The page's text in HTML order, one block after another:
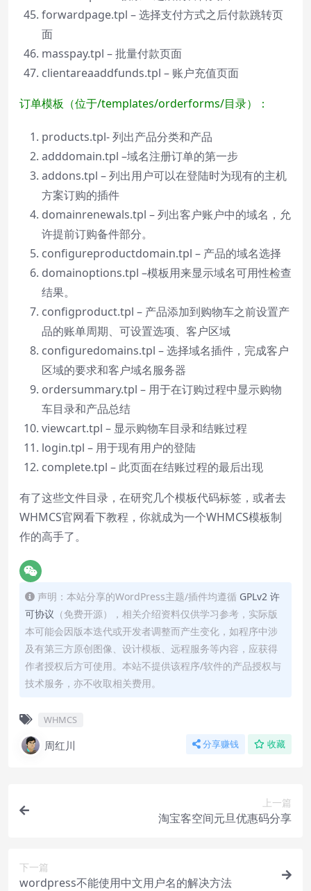
forwardpage.tpl – 选择支付方式之后付款跳转页
面
masspay.tpl – 批量付款页面
clientareaaddfunds.tpl – 账户充值页面
订单模板（位于/templates/orderforms/目录）：
products.tpl- 列出产品分类和产品
adddomain.tpl –域名注册订单的第一步
addons.tpl – 列出用户可以在登陆时为现有的主机
方案订购的插件
domainrenewals.tpl – 列出客户账户中的域名，允
许提前订购备件部分。
configureproductdomain.tpl – 产品的域名选择
domainoptions.tpl –模板用来显示域名可用性检查
结果。
configproduct.tpl – 产品添加到购物车之前设置产
品的账单周期、可设置选项、客户区域
configuredomains.tpl – 选择域名插件，完成客户
区域的要求和客户域名服务器
ordersummary.tpl – 用于在订购过程中显示购物
车目录和产品总结
viewcart.tpl – 显示购物车目录和结账过程
login.tpl – 用于现有用户的登陆
complete.tpl – 此页面在结账过程的最后出现
有了这些文件目录，在研究几个模板代码标签，或者去
WHMCS官网看下教程，你就成为一个WHMCS模板制
作的高手了。
声明：本站分享的WordPress主题/插件均遵循 GPLv2 许
可协议 （免费开源），相关介绍资料仅供学习参考，实际版
本可能会因版本迭代或开发者调整而产生变化，如程序中涉
及有第三方原创图像、设计模板、远程服务等内容，应获得
作者授权后方可使用。本站不提供该程序/软件的产品授权与
技术服务，亦不收取相关费用。
WHMCS
周红川 分享赚钱 收藏
上一篇
淘宝客空间元旦优惠码分享
下一篇
wordpress不能使用中文用户名的解决方法